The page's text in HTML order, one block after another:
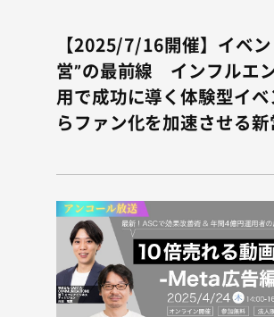
【2025/7/16開催】イベ
営”の最前線 インフルエ
用で成功に導く体験型イ
らファン化を加速させる新